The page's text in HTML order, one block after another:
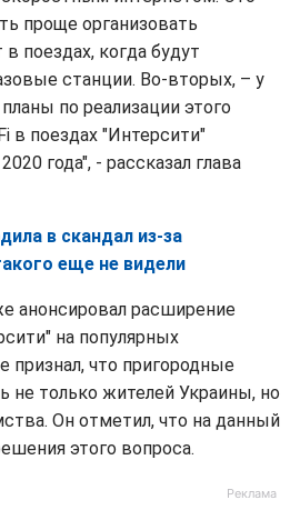
проще организовать
поездах, когда будут
станции. Во-вторых, – у
по реализации этого
в поездах "Интерсити"
года", - рассказал глава
в скандал из-за
еще не видели
анонсировал расширение
на популярных
признал, что пригородные
не только жителей Украины, но
Он отметил, что на данный
этого вопроса.